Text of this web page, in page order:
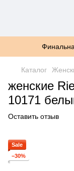
Каталог
женские
10171
Оставить отзыв
Sale
−30%